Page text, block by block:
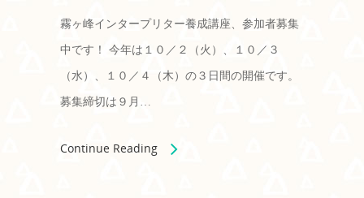
霧ヶ峰インタープリター養成講座、参加者募集
中です！ 今年は１０／２（火）、１０／３
（水）、１０／４（木）の３日間の開催です。
募集締切は９月…
Continue Reading